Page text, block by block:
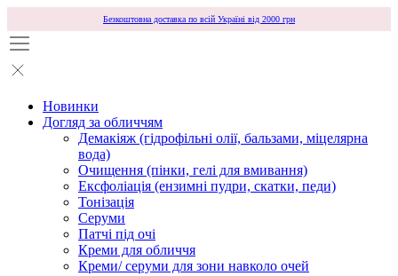
Безкоштовна доставка по всій Україні від 2000 грн
Новинки
Догляд за обличчям
Демакіяж (гідрофільні олії, бальзами, міцелярна
вода)
Очищення (пінки, гелі для вмивання)
Ексфоліація (ензимні пудри, скатки, педи)
Тонізація
Серуми
Патчі під очі
Креми для обличчя
Креми/ серуми для зони навколо очей